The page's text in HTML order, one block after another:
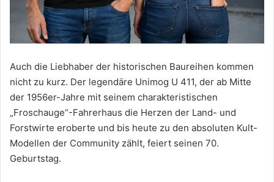
Auch die Liebhaber der historischen Baureihen kommen
nicht zu kurz. Der legendäre Unimog U 411, der ab Mitte
der 1956er-Jahre mit seinem charakteristischen
„Froschauge“-Fahrerhaus die Herzen der Land- und
Forstwirte eroberte und bis heute zu den absoluten Kult-
Modellen der Community zählt, feiert seinen 70.
Geburtstag.